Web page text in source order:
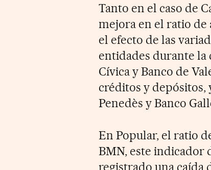
Tanto en el caso de
mejora en el ratio
el efecto de las
entidades durante la
Cívica y Banco de
créditos y depósitos,
Penedès y Banco
En Popular, el ratio
BMN, este indicador
registrado una caída